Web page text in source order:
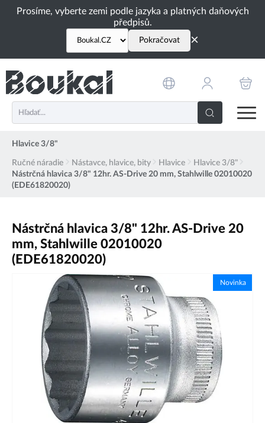
Prosíme, vyberte zemi podle jazyka a platných daňových
předpisů.
Pokračovat ×
Hlavice 3/8"
Ručné náradie Nástavce, hlavice, bity Hlavice
Hlavice 3/8"
Nástrčná hlavica 3/8" 12hr. AS-Drive 20 mm, Stahlwille 02010020
(EDE61820020)
Nástrčná hlavica 3/8" 12hr. AS-Drive 20
mm, Stahlwille 02010020
(EDE61820020)
Novinka